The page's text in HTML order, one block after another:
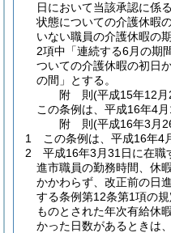
日において当該承認に係
状態についての介護休暇
いない職員の介護休暇の
2項中「連続する6月の期
ついての介護休暇の初日
の間」とする。
附 則(平成15年12月
この条例は、平成16年4月
附 則(平成16年3月
1
この条例は、平成16年4
2
平成16年3月31日に在職
進市職員の勤務時間、休
かかわらず、改正前の日
する条例第12条第1項の
ものとされた年次有給休
かった日数があるときは